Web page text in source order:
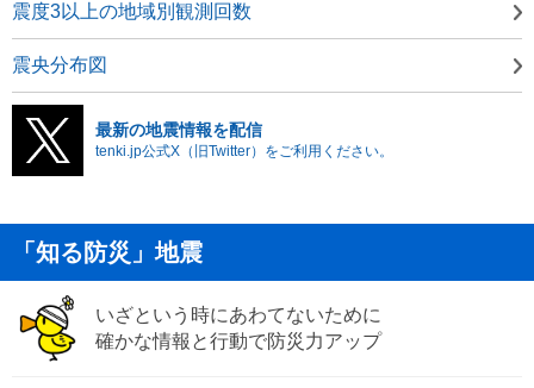
震度3以上の地域別観測回数
震央分布図
最新の地震情報を配信
tenki.jp公式X（旧Twitter）をご利用ください。
「知る防災」地震
いざという時にあわてないために
確かな情報と行動で防災力アップ